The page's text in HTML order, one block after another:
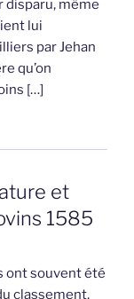
disparu, même
lui
par Jehan
qu’on
[…]
et
1585
ont souvent été
classement,